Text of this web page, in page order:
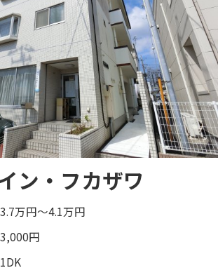
ン・フカザワ
3.7万円～4.1万円
3,000円
1DK